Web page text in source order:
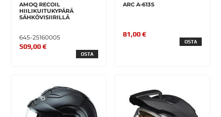
AMOQ RECOIL
HIILIKUITUKYPÄRÄ
SÄHKÖVISIIRILLÄ
645-25160005
509,00 €
OSTA
ARC A-613S
81,00 €
OSTA